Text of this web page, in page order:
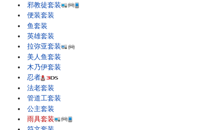
邪教徒套装
便装套装
鱼套装
英雄套装
拉弥亚套装
美人鱼套装
木乃伊套装
忍者
法老套装
管道工套装
公主套装
雨具套装